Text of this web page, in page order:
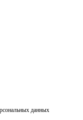
данных